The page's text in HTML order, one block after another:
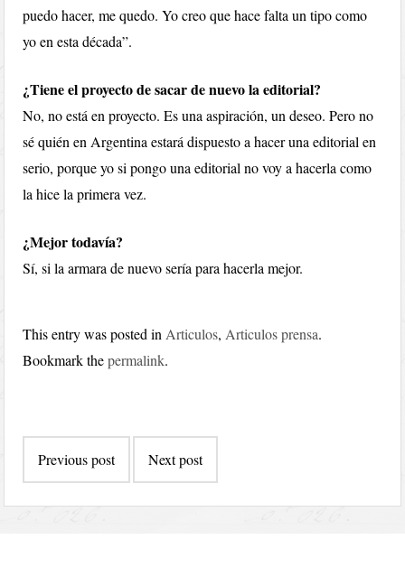
puedo hacer, me quedo. Yo creo que hace falta un tipo como
yo en esta década”.
¿Tiene el proyecto de sacar de nuevo la editorial?
No, no está en proyecto. Es una aspiración, un deseo. Pero no
sé quién en Argentina estará dispuesto a hacer una editorial en
serio, porque yo si pongo una editorial no voy a hacerla como
la hice la primera vez.
¿Mejor todavía?
Sí, si la armara de nuevo sería para hacerla mejor.
This entry was posted in Articulos, Articulos prensa.
Bookmark thepermalink.
navigation
Previous post Next post